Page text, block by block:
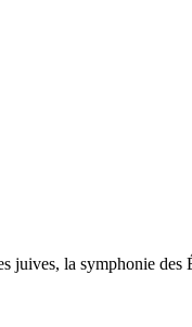
la symphonie